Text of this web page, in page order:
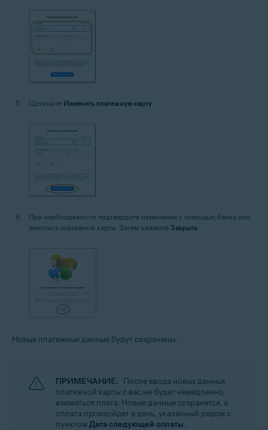
Щелкните Изменить платежную карту
При необходимости подтвердите изменение с помощью банка или
эмитента платежной карты. Затем нажмите Закрыть.
Новые платежные данные будут сохранены.
ПРИМЕЧАНИЕ: После ввода новых данных
платежной карты с вас не будет немедленно
взиматься плата. Новые данные сохранятся, а
оплата произойдет в день, указанный рядом с
пунктом Дата следующей оплаты.